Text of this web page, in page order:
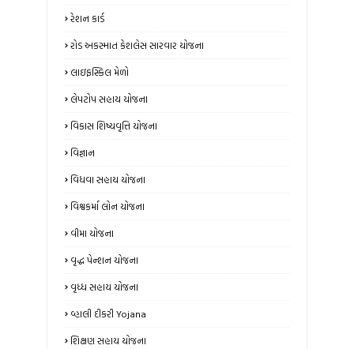
રેશન કાર્ડ
રોડ અકસ્માત કેશલેસ સારવાર યોજના
લાઇફસ્કિલ મેળો
લેપટોપ સહાય યોજના
વિકાસ શિષ્યવૃત્તિ યોજના
વિજ્ઞાન
વિધવા સહાય યોજના
વિશ્વકર્મા લોન યોજના
વીમા યોજના
વૃદ્ધ પેન્શન યોજના
વૃધ્ધ સહાય યોજના
વ્હાલી દીકરી Yojana
શિક્ષણ સહાય યોજના